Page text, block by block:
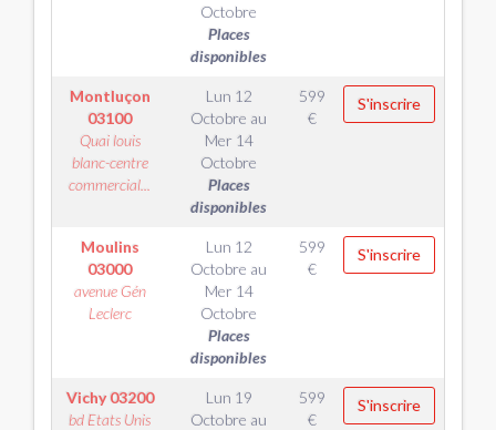
Octobre
Places
disponibles
Montluçon
03100
Quai louis
blanc-centre
commercial...
Lun 12
Octobre au
Mer 14
Octobre
Places
disponibles
599
€
S'inscrire
Moulins
03000
avenue Gén
Leclerc
Lun 12
Octobre au
Mer 14
Octobre
Places
disponibles
599
€
S'inscrire
Vichy03200
bd Etats Unis
Lun 19
Octobre au
599
€
S'inscrire